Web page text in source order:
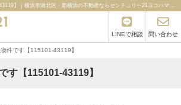
こちらは会員物件です【115101-43119】｜横浜市港北区・新横浜の不動産ならセンチュリー21ヨコハマ地所
LINEで相談 問い合わせ
件です【115101-43119】
す【115101-43119】